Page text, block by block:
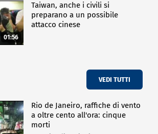
01:56
Taiwan, anche i civili si
preparano a un possibile
attacco cinese
VEDI TUTTI
Rio de Janeiro, raffiche di vento
a oltre cento all'ora: cinque
morti